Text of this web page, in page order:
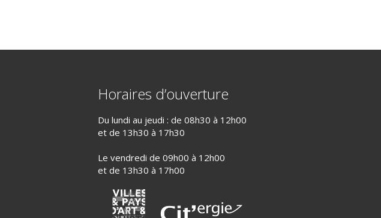
Horaires d’ouverture
Du lundi au jeudi : de 08h30 à 12h00
et de 13h30 à 17h30
Le vendredi de 09h00 à 12h00
et de 13h30 à 17h00